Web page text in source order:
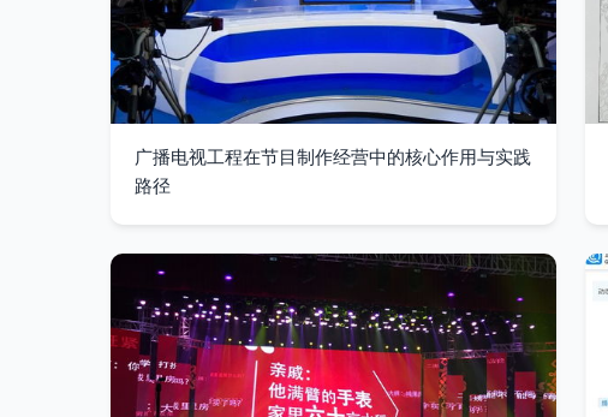
广播电视工程在节目制作经营中的核心作用与实践
路径